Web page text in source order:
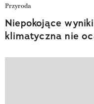
Przyroda
Niepokojące
klimatyczna nie